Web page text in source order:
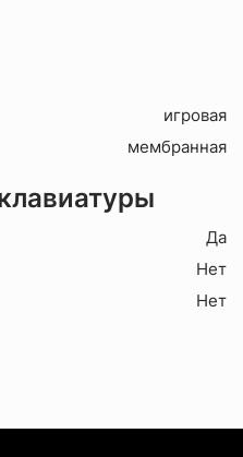
игровая
мембранная
Да
Нет
Нет